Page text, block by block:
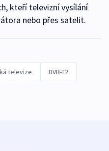
kteří televizní vysílání
nebo přes satelit.
televize DVB-T2